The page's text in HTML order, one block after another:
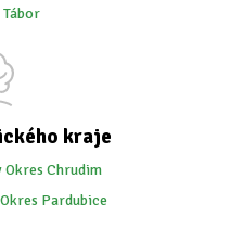
Tábor
kraje
Okres Chrudim
Pardubice